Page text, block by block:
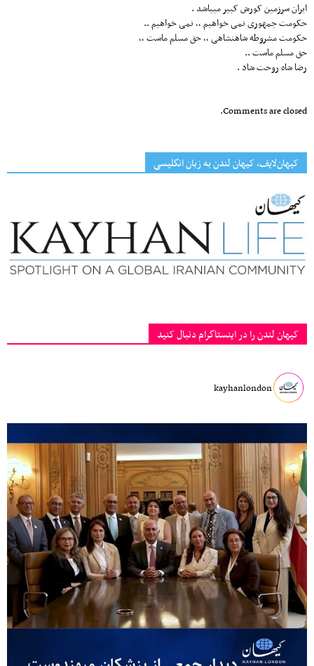
ایران سرزمین کورش کبیر میباشد .
حکومت جمهوری نمی خواهیم ،، نمی خواهیم ..
حکومت مشروطه شاهنشاهی ،، حق مسلم ماست ،،
حق مسلم ماست ..
رضا شاه روحت شاد .
Comments are closed.
کیهان‌لایف، کیهان لندن به زبان انگلیسی
کیهان لندن را در اینستاگرام دنبال کنید
kayhanlondon